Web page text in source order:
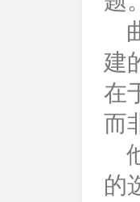
建
在
而
的